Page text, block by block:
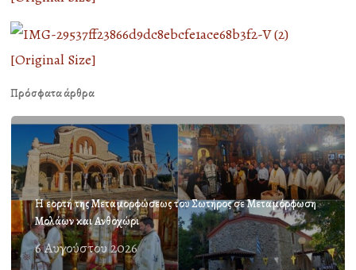
Πρόσφατα άρθρα
Η εορτή της Μεταμορφώσεως του Σωτήρος σε Μεταμόρφωση
Μολάων και Ανθοχώρι
6 Αυγούστου 2026